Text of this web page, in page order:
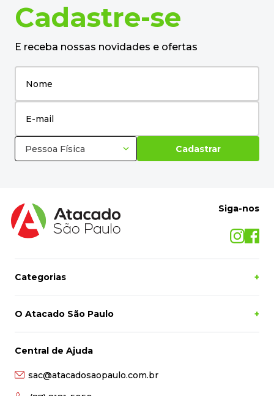
Cadastre-se
E receba nossas novidades e ofertas
Pessoa Física Cadastrar
Siga-nos
Categorias +
O Atacado São Paulo +
Central de Ajuda
sac@atacadosaopaulo.com.br